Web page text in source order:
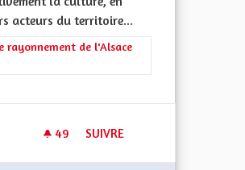
climatiques
acteurs du territoire...
: La Culture, l'Education et le
rayonnement de l'Alsace
49 49 ABONNÉS
SUIVRE